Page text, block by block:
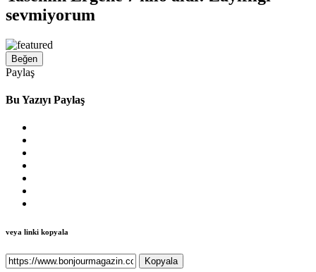
sevmiyorum
Beğen
Paylaş
Bu Yazıyı Paylaş
veya linki kopyala
Kopyala